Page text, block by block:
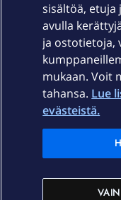
Palvelut
Ajankohtaista
Elisa Oyj
In English
sisältöä, etuja
avulla
ja ostotietoja,
mukaan. Voit
tahansa. Lue
evästeistä.
VAIN